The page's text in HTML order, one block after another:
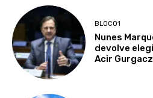
BLOCO1
Nunes
devolve
Acir Gurgacz